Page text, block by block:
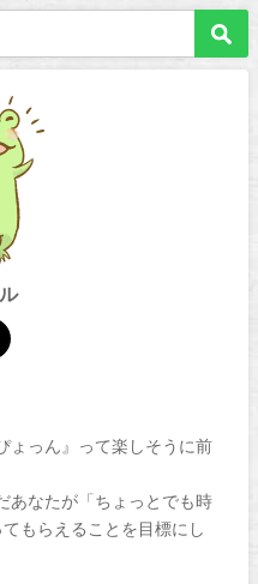
ょっん』って楽しそうに前
あなたが「ちょっとでも時
もらえることを目標にし